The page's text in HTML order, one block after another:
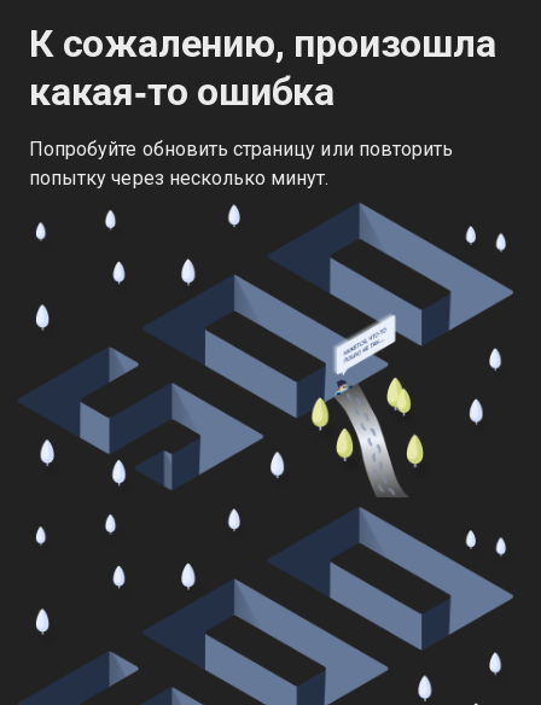
К сожалению, произошла
какая‑то ошибка
Попробуйте обновить страницу или повторить
попытку через несколько минут.